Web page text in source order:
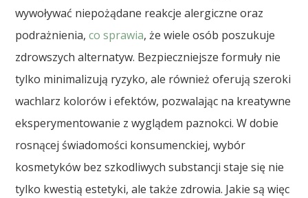
wywoływać niepożądane reakcje alergiczne oraz
podrażnienia,co sprawia, że wiele osób poszukuje
zdrowszych alternatyw. Bezpieczniejsze formuły nie
tylko minimalizują ryzyko, ale również oferują szeroki
wachlarz kolorów i efektów, pozwalając na kreatywne
eksperymentowanie z wyglądem paznokci. W dobie
rosnącej świadomości konsumenckiej, wybór
kosmetyków bez szkodliwych substancji staje się nie
tylko kwestią estetyki, ale także zdrowia. Jakie są więc